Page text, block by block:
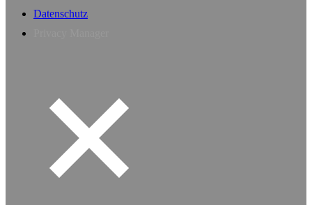
Datenschutz